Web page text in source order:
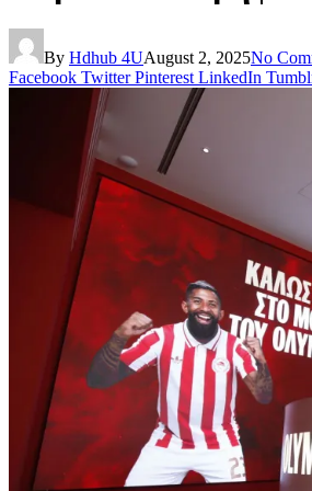
By Hdhub 4UAugust 2, 2025No
Facebook Twitter Pinterest LinkedIn